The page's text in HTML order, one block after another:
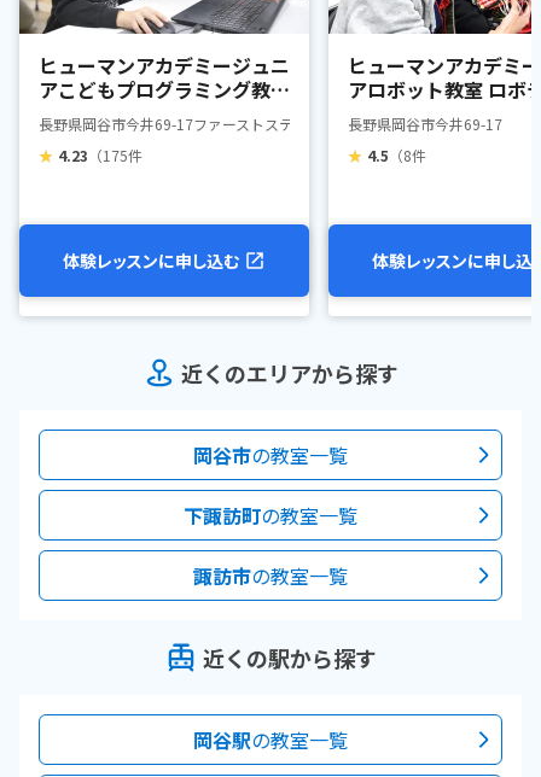
ヒューマンアカデミージュニ
アこどもプログラミング教室
岡谷今井
長野県岡谷市今井69-17ファーストステップス
★ 4.23 （175件
体験レッスンに申し込む
ヒューマンアカデミ
アロボット教室 ロボ
スプロフェッサーコ
谷今井
長野県岡谷市今井69-17
★ 4.5 （8件
体験レッスンに申し込
近くのエリアから探す
岡谷市の教室一覧
下諏訪町の教室一覧
諏訪市の教室一覧
近くの駅から探す
岡谷駅の教室一覧